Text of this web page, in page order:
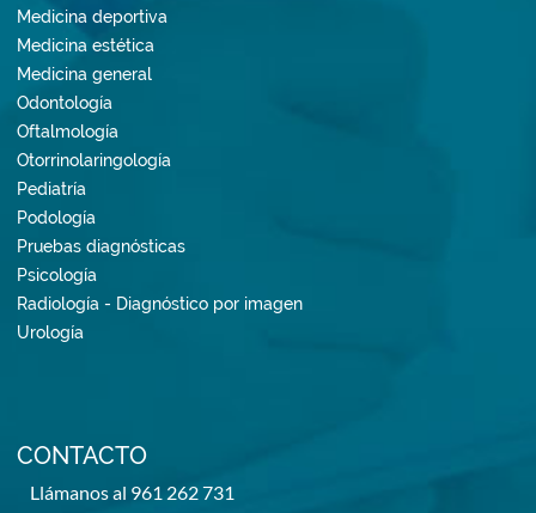
Medicina deportiva
Medicina estética
Medicina general
Odontología
Oftalmología
Otorrinolaringología
Pediatría
Podología
Pruebas diagnósticas
Psicología
Radiología - Diagnóstico por imagen
Urología
CONTACTO
Llámanos al 961 262 731